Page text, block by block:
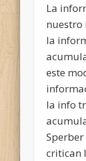
La
nuestro
la
este
la info
critican